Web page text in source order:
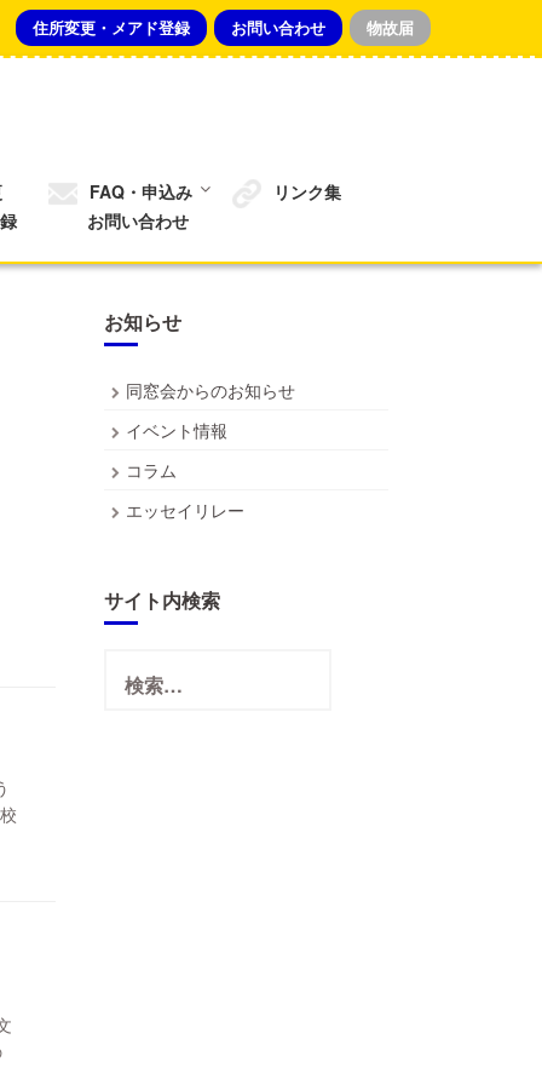
住所変更・メアド登録 お問い合わせ 物故届
FAQ・申込み
お問い合わせ
リンク集
お知らせ
同窓会からのお知らせ
イベント情報
コラム
エッセイリレー
サイト内検索
索: